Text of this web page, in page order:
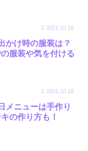
2021.10.18
かけ時の服装は？
服装や気を付ける
2021.10.18
メニューは手作り
の作り方も！